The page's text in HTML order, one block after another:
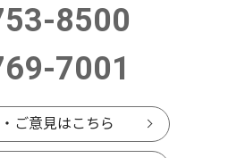
8500
7001
ご意見はこちら